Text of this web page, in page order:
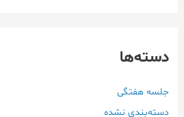
دسته‌ها
جلسه هفتگی
دسته‌بندی نشده